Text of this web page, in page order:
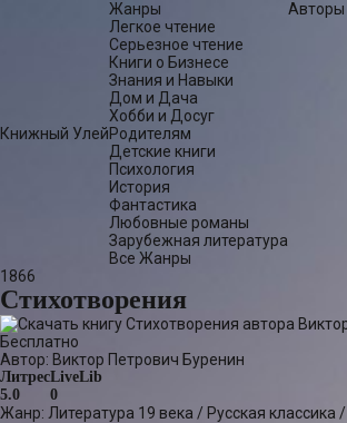
Книжный Улей
Жанры
Легкое чтение
Серьезное чтение
Книги о Бизнесе
Знания и Навыки
Дом и Дача
Хобби и Досуг
Родителям
Детские книги
Психология
История
Фантастика
Любовные романы
Зарубежная литература
Все Жанры
Авторы
Стихотворения
Бесплатно
1866
Автор: Виктор Петрович Буренин
Литрес
5.0
LiveLib
0
Жанр: Литература 19 века / Русская классика /